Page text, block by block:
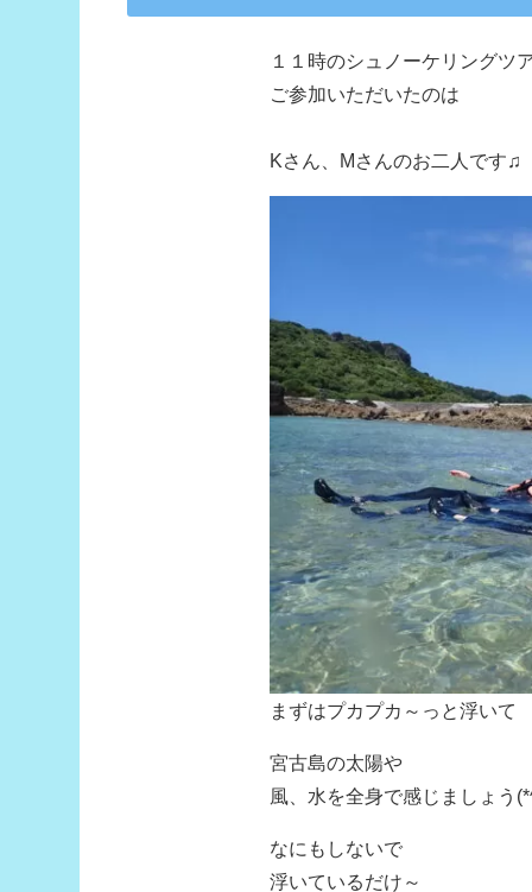
１１時のシュノーケリングツ
ご参加いただいたのは
Kさん、Mさんのお二人です♫
まずはプカプカ～っと浮いて
宮古島の太陽や
風、水を全身で感じましょう
なにもしないで
浮いているだけ～